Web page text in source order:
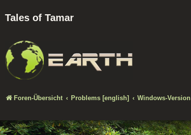
Tales of Tamar
Foren-Übersicht Problems [english] Windows-Version